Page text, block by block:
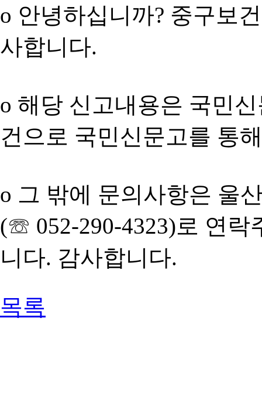
o 안녕하십니까? 중구보
사합니다.
o 해당 신고내용은 국민
건으로 국민신문고를 통
o 그 밖에 문의사항은 울
(☏ 052-290-4323)로 연락
니다. 감사합니다.
목록